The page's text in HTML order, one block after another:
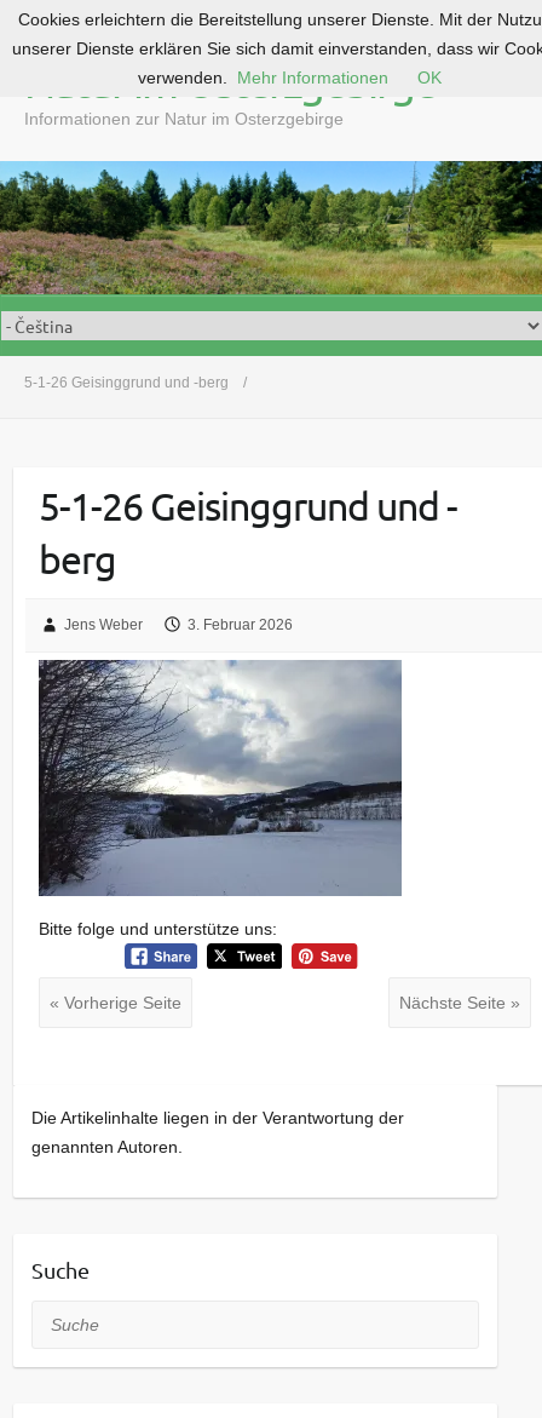
o
c
o
n
t
e
n
Natur im Osterzgebirge
Informationen zur Natur im Osterzgebirge
5-1-26 Geisinggrund und -berg
5-1-26 Geisinggrund und -
berg
Jens Weber 3. Februar 2026
Bitte folge und unterstütze uns:
« Vorherige Seite Nächste Seite »
Die Artikelinhalte liegen in der Verantwortung der
genannten Autoren.
Suche
Suche
Cookies erleichtern die Bereitstellung unserer Dienste. Mit der
unserer Dienste erklären Sie sich damit einverstanden, dass wir
verwenden.
Mehr Informationen OK